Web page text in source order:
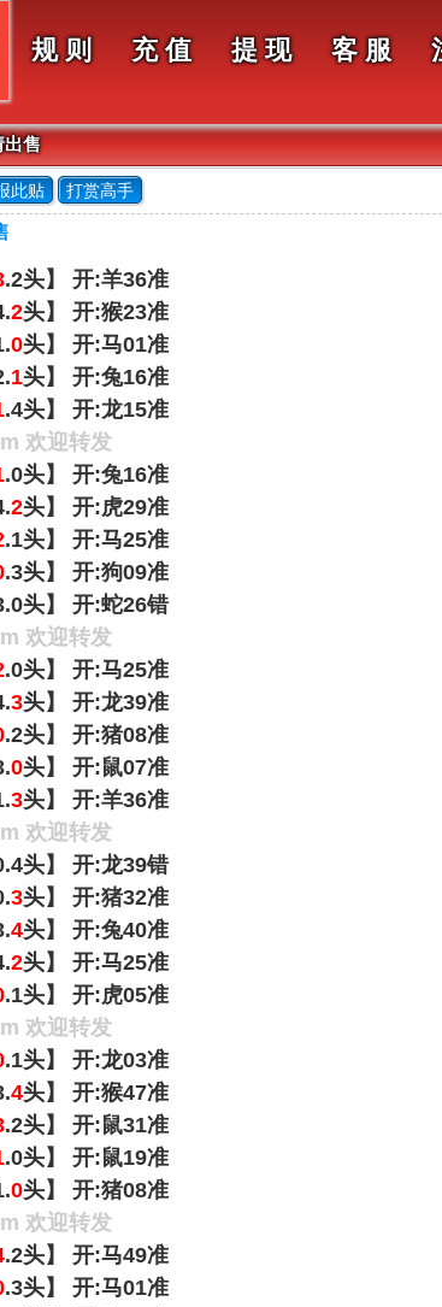
规 则 充 值 提 现 客 服
出售
此贴 打赏高手
.2头】 开:羊36准
2头】 开:猴23准
0头】 开:马01准
1头】 开:兔16准
.4头】 开:龙15准
欢迎转发
.0头】 开:兔16准
2头】 开:虎29准
.1头】 开:马25准
.3头】 开:狗09准
头】 开:蛇26错
欢迎转发
.0头】 开:马25准
3头】 开:龙39准
.2头】 开:猪08准
0头】 开:鼠07准
3头】 开:羊36准
欢迎转发
头】 开:龙39错
3头】 开:猪32准
4头】 开:兔40准
2头】 开:马25准
.1头】 开:虎05准
欢迎转发
.1头】 开:龙03准
4头】 开:猴47准
.2头】 开:鼠31准
.0头】 开:鼠19准
0头】 开:猪08准
欢迎转发
.2头】 开:马49准
.3头】 开:马01准